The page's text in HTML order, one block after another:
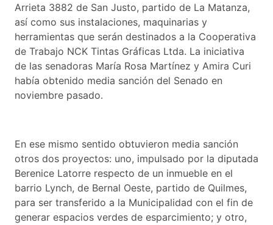
Arrieta 3882 de San Justo, partido de La Matanza,
así como sus instalaciones, maquinarias y
herramientas que serán destinados a la Cooperativa
de Trabajo NCK Tintas Gráficas Ltda. La iniciativa
de las senadoras María Rosa Martínez y Amira Curi
había obtenido media sanción del Senado en
noviembre pasado.
En ese mismo sentido obtuvieron media sanción
otros dos proyectos: uno, impulsado por la diputada
Berenice Latorre respecto de un inmueble en el
barrio Lynch, de Bernal Oeste, partido de Quilmes,
para ser transferido a la Municipalidad con el fin de
generar espacios verdes de esparcimiento; y otro,